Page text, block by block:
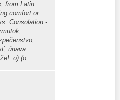
from Latin
comfort or
Consolation -
únava ...
:o) (o: